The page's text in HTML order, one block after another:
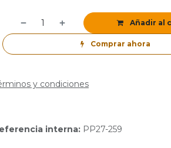
Añadir al
Comprar ahora
y condiciones
interna: PP27-259